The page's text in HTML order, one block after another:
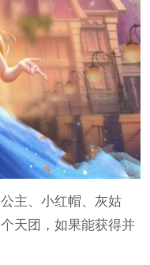
主、小红帽、灰姑
天团，如果能获得并